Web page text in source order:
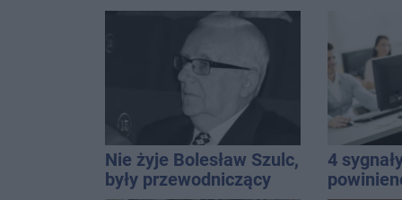
wpadło w ręce policji.
Rekordzista miał 2,6
Nie żyje Bolesław Szulc,
były przewodniczący
4